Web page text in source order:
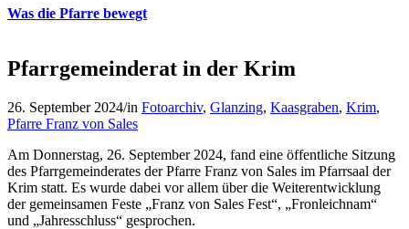
Was die Pfarre bewegt
Pfarrgemeinderat in der Krim
26. September 2024/in Fotoarchiv, Glanzing, Kaasgraben, Krim,
Pfarre Franz von Sales
Am Donnerstag, 26. September 2024, fand eine öffentliche Sitzung
des Pfarrgemeinderates der Pfarre Franz von Sales im Pfarrsaal der
Krim statt. Es wurde dabei vor allem über die Weiterentwicklung
der gemeinsamen Feste „Franz von Sales Fest“, „Fronleichnam“
und „Jahresschluss“ gesprochen.